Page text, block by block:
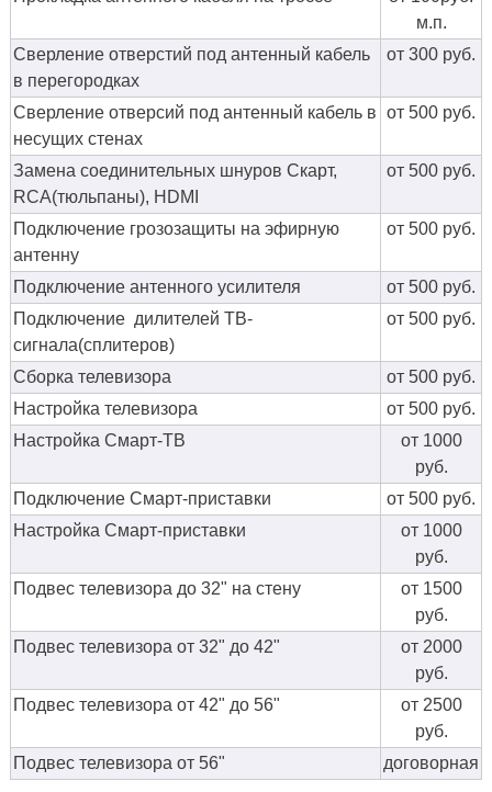
м.п.
Сверление отверстий под антенный кабель
в перегородках
от 300 руб.
Сверление отверсий под антенный кабель в
несущих стенах
от 500 руб.
Замена соединительных шнуров Скарт,
RCA(тюльпаны), HDMI
от 500 руб.
Подключение грозозащиты на эфирную
антенну
от 500 руб.
Подключение антенного усилителя
от 500 руб.
Подключение дилителей ТВ-
сигнала(сплитеров)
от 500 руб.
Сборка телевизора
от 500 руб.
Настройка телевизора
от 500 руб.
Настройка Смарт-ТВ
от 1000
руб.
Подключение Смарт-приставки
от 500 руб.
Настройка Смарт-приставки
от 1000
руб.
Подвес телевизора до 32" на стену
от 1500
руб.
Подвес телевизора от 32" до 42"
от 2000
руб.
Подвес телевизора от 42" до 56"
от 2500
руб.
Подвес телевизора от 56"
договорная